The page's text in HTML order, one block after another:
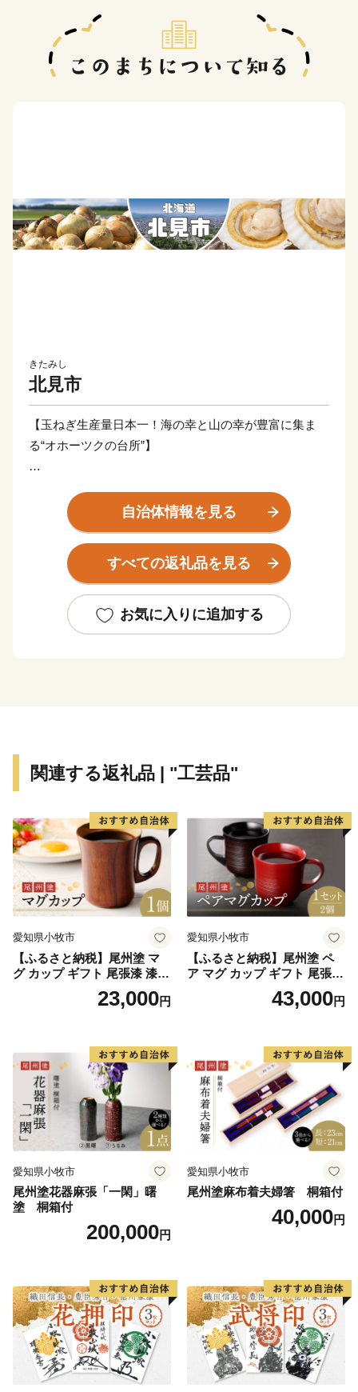
きたみし
北見市
【玉ねぎ生産量日本一！海の幸と山の幸が豊富に集ま
る“オホーツクの台所”】
市です。
北海道で一番広く、海の幸と山の幸が豊富に集まる、ま
さにオホーツクの台所。
や白花豆、海産物ではホタテ・牡蠣・サケなどがありま
す。
自治体情報を見る
すべての返礼品を見る
お気に入りに追加する
関連する返礼品 | "工芸品"
愛知県小牧市
【ふるさと納税】尾州塗 マ
グ カップ ギフト 尾張漆 漆
漆器 漆器工芸 工芸品 芸術性
実用性 抗菌性 美味しく安全
ウイルス効果 お取り寄せ 愛
知県 小牧市 送料無料
23,000円
愛知県小牧市
【ふるさと納税】尾州塗 ペ
ア マグ カップ ギフト 尾張漆
漆 漆器 漆器工芸 工芸品 芸術
性 実用性 抗菌性 美味しく安
抗ウイルス効果 お取り寄せ
愛知県 小牧市 送料無料
43,000円
愛知県小牧市
尾州塗花器麻張「一閑」曙
塗 桐箱付
200,000円
愛知県小牧市
尾州塗麻布着夫婦箸 桐箱付
40,000円